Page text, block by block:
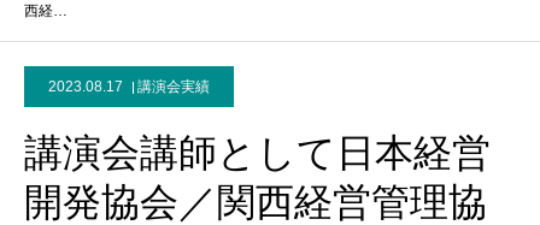
西経…
2023.08.17 講演会実績
講演会講師として日本経営
開発協会／関西経営管理協